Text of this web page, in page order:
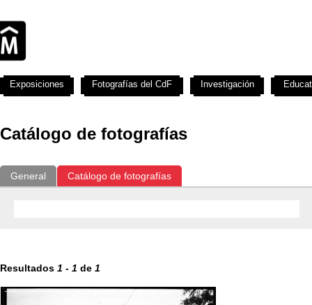
Catálogo de fotografías
General Catálogo de fotografías
Resultados 1 - 1 de 1
Exposiciones Fotografías del CdF Investigación